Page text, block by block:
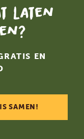
laten
EN
SAMEN!